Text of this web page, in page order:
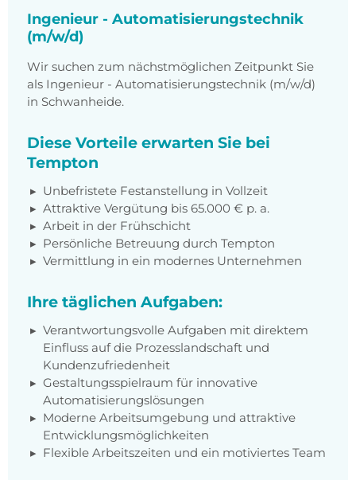
Ingenieur - Automatisierungstechnik
(m/w/d)
Wir suchen zum nächstmöglichen Zeitpunkt Sie
als Ingenieur - Automatisierungstechnik (m/w/d)
in Schwanheide.
Diese Vorteile erwarten Sie bei
Tempton
Unbefristete Festanstellung in Vollzeit
Attraktive Vergütung bis 65.000 € p. a.
Arbeit in der Frühschicht
Persönliche Betreuung durch Tempton
Vermittlung in ein modernes Unternehmen
Ihre täglichen Aufgaben:
Verantwortungsvolle Aufgaben mit direktem
Einfluss auf die Prozesslandschaft und
Kundenzufriedenheit
Gestaltungsspielraum für innovative
Automatisierungslösungen
Moderne Arbeitsumgebung und attraktive
Entwicklungsmöglichkeiten
Flexible Arbeitszeiten und ein motiviertes Team